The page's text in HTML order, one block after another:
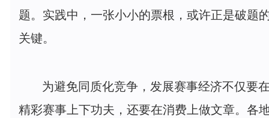
题。实践中，一张小小的票根，或许正是破题
关键。
为避免同质化竞争，发展赛事经济不仅要
精彩赛事上下功夫，还要在消费上做文章。各